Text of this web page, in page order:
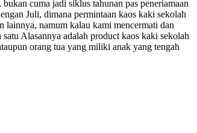
cuma jadi siklus tahunan pas peneriamaan
Juli, dimana permintaan kaos kaki sekolah
lainnya, namum kalau kami mencermati dan
Alasannya adalah product kaos kaki sekolah
orang tua yang miliki anak yang tengah